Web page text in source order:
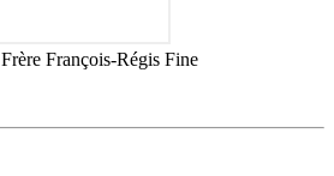
Frère François-Régis Fine